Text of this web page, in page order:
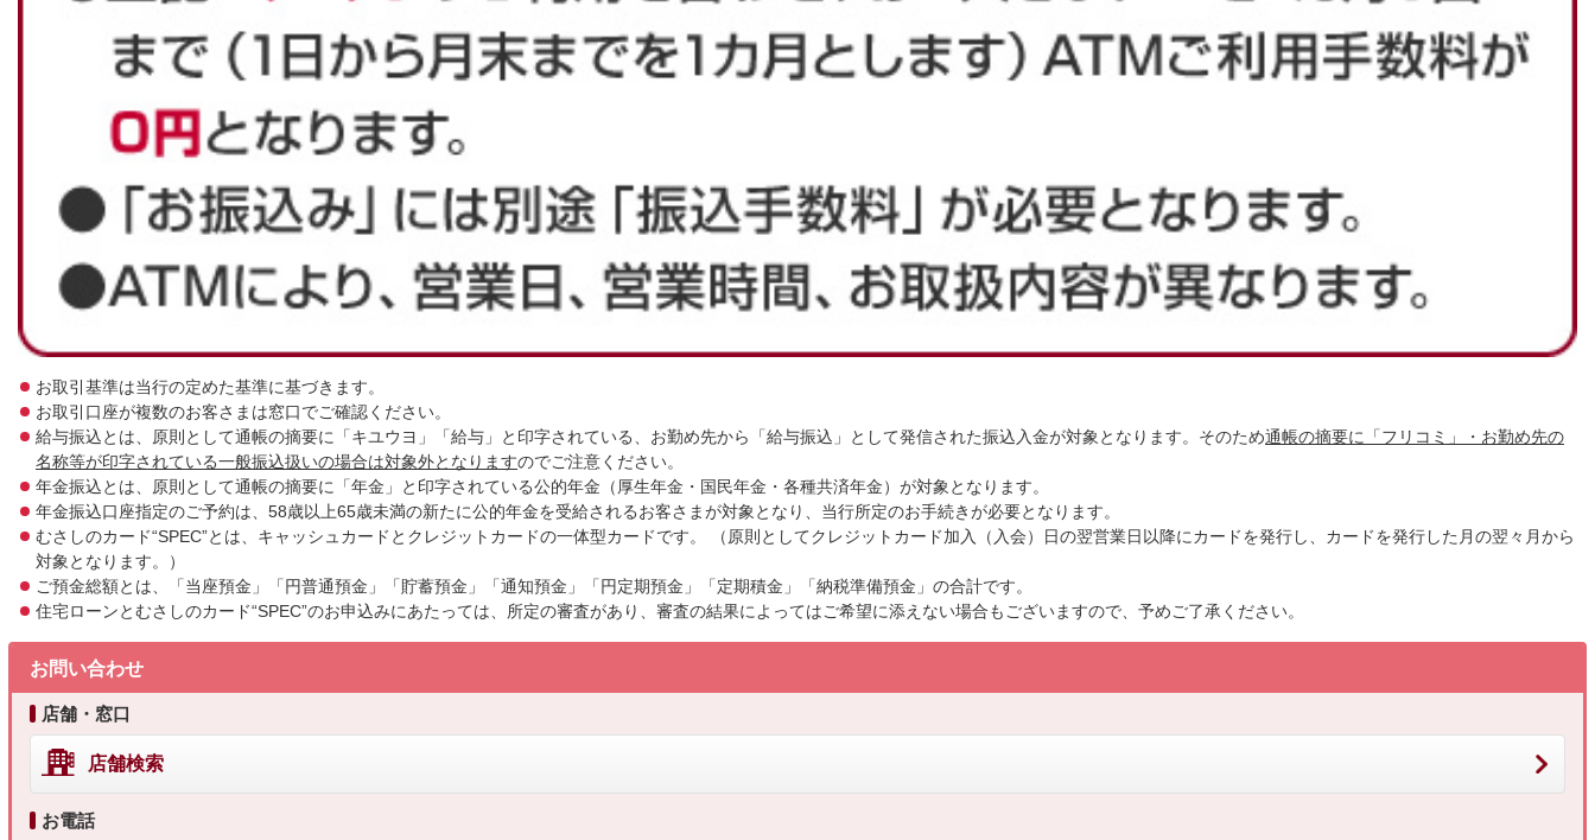
お取引基準は当行の定めた基準に基づきます。
お取引口座が複数のお客さまは窓口でご確認ください。
給与振込とは、原則として通帳の摘要に「キユウヨ」「給与」と印字されている、お勤め先から「給与振込」として発信された振込入金が対象となります。そのため通帳の摘要に「フリコミ」・お勤め先の
名称等が印字されている一般振込扱いの場合は対象外となりますのでご注意ください。
年金振込とは、原則として通帳の摘要に「年金」と印字されている公的年金（厚生年金・国民年金・各種共済年金）が対象となります。
年金振込口座指定のご予約は、58歳以上65歳未満の新たに公的年金を受給されるお客さまが対象となり、当行所定のお手続きが必要となります。
むさしのカード“SPEC”とは、キャッシュカードとクレジットカードの一体型カードです。 （原則としてクレジットカード加入（入会）日の翌営業日以降にカードを発行し、カードを発行した月の翌々月から
対象となります。）
ご預金総額とは、「当座預金」「円普通預金」「貯蓄預金」「通知預金」「円定期預金」「定期積金」「納税準備預金」の合計です。
住宅ローンとむさしのカード“SPEC”のお申込みにあたっては、所定の審査があり、審査の結果によってはご希望に添えない場合もございますので、予めご了承ください。
お問い合わせ
店舗・窓口
店舗検索
お電話